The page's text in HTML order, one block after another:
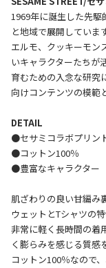
1969年に誕生した先駆
と地域で展開しています
エルモ、クッキーモン
いキャラクターたちが
育むための入念な研究
向けコンテンツの模範
DETAIL
●セサミコラボプリン
●コットン100％
●豊富なキャラクター
肌ざわりの良い甘編み
ウェットとTシャツの
非常に軽く長時間の着
く膨らみを感じる質感
コットン100％なので